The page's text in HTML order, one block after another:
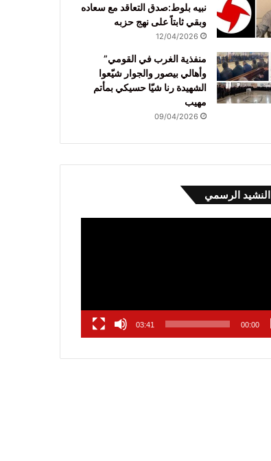
نبيه بلوط:صدق التعاقد مع سعاده
وبقي ثابتاً على نهج حزبه
12/04/2026
منفذية الغرب في القومي”
وأهالي بيصور والجوار شيّعوا
الشهيدة رنا شيّا حسيكي بمأتم
مهيب
09/04/2026
النشيد الرسمي
00:00
03:41